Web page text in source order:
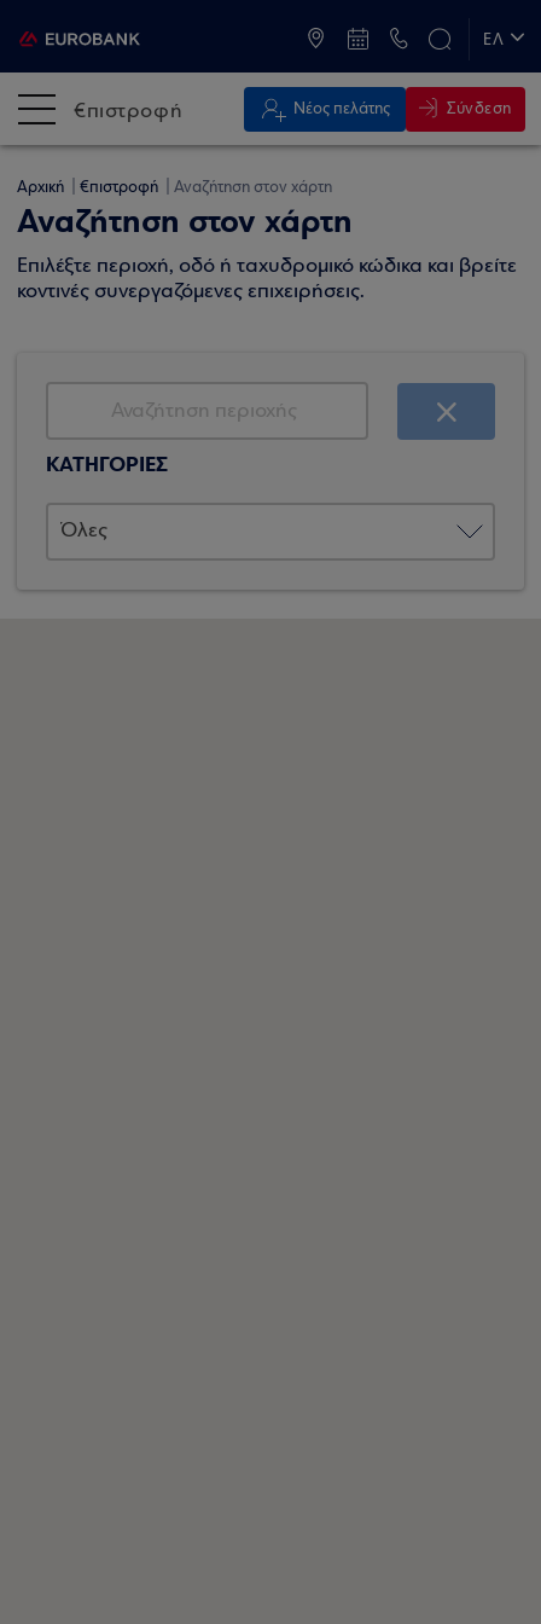
ΕΛ
€πιστροφή Νέος πελάτης Σύνδεση
Αρχική €πιστροφή Αναζήτηση στον χάρτη
Αναζήτηση στον χάρτη
Επιλέξτε περιοχή, οδό ή ταχυδρομικό κώδικα και βρείτε
κοντινές συνεργαζόμενες επιχειρήσεις.
ΚΑΤΗΓΟΡΙΕΣ